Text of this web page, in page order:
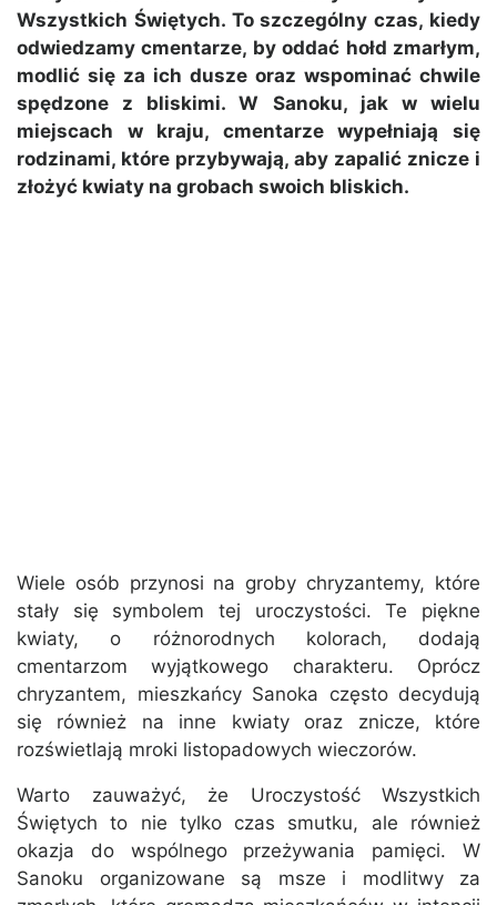
Wszystkich Świętych. To szczególny czas, kiedy
odwiedzamy cmentarze, by oddać hołd zmarłym,
modlić się za ich dusze oraz wspominać chwile
spędzone z bliskimi. W Sanoku, jak w wielu
miejscach w kraju, cmentarze wypełniają się
rodzinami, które przybywają, aby zapalić znicze i
złożyć kwiaty na grobach swoich bliskich.
Wiele osób przynosi na groby chryzantemy, które
stały się symbolem tej uroczystości. Te piękne
kwiaty, o różnorodnych kolorach, dodają
cmentarzom wyjątkowego charakteru. Oprócz
chryzantem, mieszkańcy Sanoka często decydują
się również na inne kwiaty oraz znicze, które
rozświetlają mroki listopadowych wieczorów.
Warto zauważyć, że Uroczystość Wszystkich
Świętych to nie tylko czas smutku, ale również
okazja do wspólnego przeżywania pamięci. W
Sanoku organizowane są msze i modlitwy za